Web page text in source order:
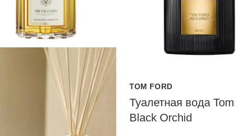
TOM FORD
Туалетная вода
Black Orchid